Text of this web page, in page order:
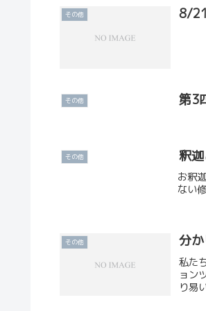
その他 8/
その他 第3
その他 釈
お釈
ない
その他 分
私た
ョン
り易